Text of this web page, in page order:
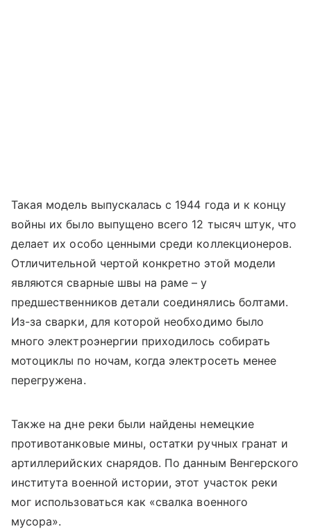
Такая модель выпускалась с 1944 года и к концу
войны их было выпущено всего 12 тысяч штук, что
делает их особо ценными среди коллекционеров.
Отличительной чертой конкретно этой модели
являются сварные швы на раме – у
предшественников детали соединялись болтами.
Из-за сварки, для которой необходимо было
много электроэнергии приходилось собирать
мотоциклы по ночам, когда электросеть менее
перегружена.
Также на дне реки были найдены немецкие
противотанковые мины, остатки ручных гранат и
артиллерийских снарядов. По данным Венгерского
института военной истории, этот участок реки
мог использоваться как «свалка военного
мусора».